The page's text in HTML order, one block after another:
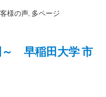
様の声, 多ページ
早稲田大学 市